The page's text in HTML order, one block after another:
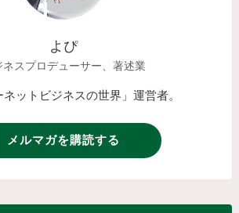
よぴ
ネスプロデューサー、著述業
ットビジネスの世界」運営者。
メルマガを購読する